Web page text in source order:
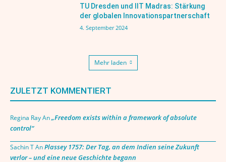
TU Dresden und IIT Madras: Stärkung
der globalen Innovationspartnerschaft
4. September 2024
Mehr laden
ZULETZT KOMMENTIERT
Regina RayAn„Freedom exists within a framework of absolute
control“
Sachin TAnPlassey 1757: Der Tag, an dem Indien seine Zukunft
verlor – und eine neue Geschichte begann